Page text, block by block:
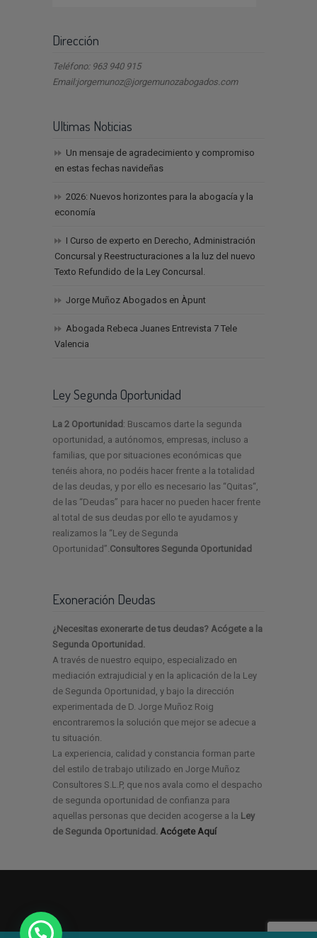
Dirección
Teléfono: 963 940 915
Email:jorgemunoz@jorgemunozabogados.com
Ultimas Noticias
Un mensaje de agradecimiento y compromiso
en estas fechas navideñas
2026: Nuevos horizontes para la abogacía y la
economía
I Curso de experto en Derecho, Administración
Concursal y Reestructuraciones a la luz del nuevo
Texto Refundido de la Ley Concursal.
Jorge Muñoz Abogados en Àpunt
Abogada Rebeca Juanes Entrevista 7 Tele
Valencia
Ley Segunda Oportunidad
La 2 Oportunidad : Buscamos darte la segunda
oportunidad, a autónomos, empresas, incluso a
familias, que por situaciones económicas que
tenéis ahora, no podéis hacer frente a la totalidad
de las deudas, y por ello es necesario las “Quitas“,
de las “Deudas” para hacer no pueden hacer frente
al total de sus deudas por ello te ayudamos y
realizamos la “Ley de Segunda
Oportunidad”. Consultores Segunda Oportunidad
Exoneración Deudas
¿Necesitas exonerarte de tus deudas? Acógete a la
Segunda Oportunidad.
A través de nuestro equipo, especializado en
mediación extrajudicial y en la aplicación de la Ley
de Segunda Oportunidad, y bajo la dirección
experimentada de D. Jorge Muñoz Roig
encontraremos la solución que mejor se adecue a
tu situación.
La experiencia, calidad y constancia forman parte
del estilo de trabajo utilizado en Jorge Muñoz
Consultores S.L.P, que nos avala como el despacho
de segunda oportunidad de confianza para
aquellas personas que deciden acogerse a la Ley
de Segunda Oportunidad. Acógete Aquí